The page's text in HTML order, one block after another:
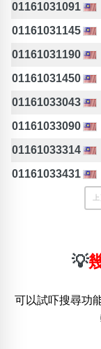
01161031091
01161031145
01161031190
01161031450
01161033043
01161033090
01161033314
01161033431
💡
可以試吓搜尋功